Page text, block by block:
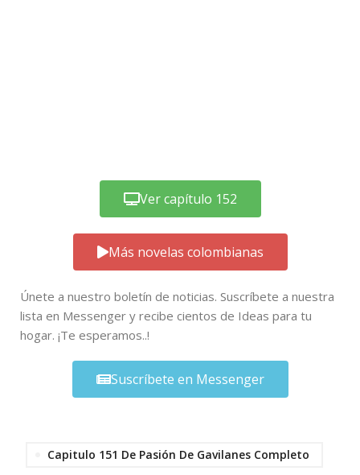
Ver capítulo 152
Más novelas colombianas
Únete a nuestro boletín de noticias. Suscríbete a nuestra
lista en Messenger y recibe cientos de Ideas para tu
hogar. ¡Te esperamos..!
Suscríbete en Messenger
Capitulo 151 De Pasión De Gavilanes Completo